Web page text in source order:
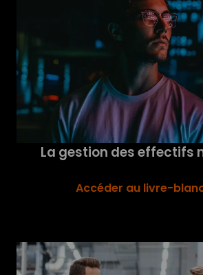
La gestion des effectifs
Accéder au livre-